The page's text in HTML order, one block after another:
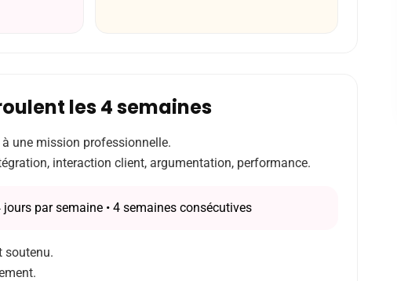
les 4 semaines
une mission professionnelle.
interaction client, argumentation, performance.
par semaine • 4 semaines consécutives
soutenu.